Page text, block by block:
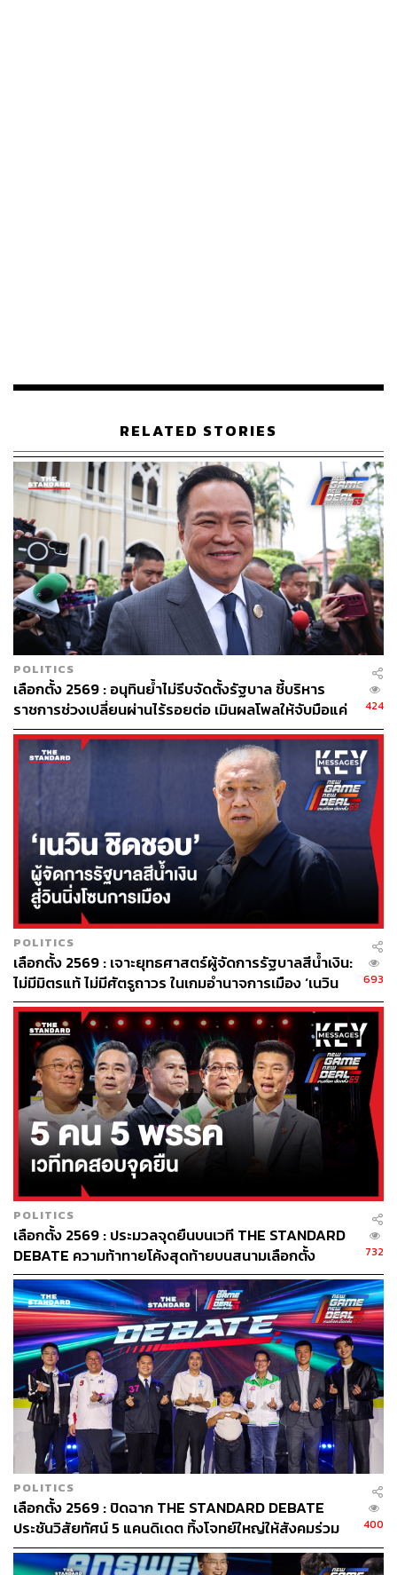
RELATED STORIES
POLITICS
เลือกตั้ง 2569 : อนุทินย้ำไม่รีบจัดตั้งรัฐบาล ชี้บริหาร
ราชการช่วงเปลี่ยนผ่านไร้รอยต่อ เมินผลโพลให้จับมือแค่
เพื่อไทย ขอรอความชัดเจนจำนวน สส. ก่อนขยับ
424
POLITICS
เลือกตั้ง 2569 : เจาะยุทธศาสตร์ผู้จัดการรัฐบาลสีน้ำเงิน:
ไม่มีมิตรแท้ ไม่มีศัตรูถาวร ในเกมอำนาจการเมือง ‘เนวิน
ชิดชอบ’
693
POLITICS
เลือกตั้ง 2569 : ประมวลจุดยืนบนเวที THE STANDARD
DEBATE ความท้าทายโค้งสุดท้ายบนสนามเลือกตั้ง
732
POLITICS
เลือกตั้ง 2569 : ปิดฉาก THE STANDARD DEBATE
ประชันวิสัยทัศน์ 5 แคนดิเดต ทิ้งโจทย์ใหญ่ให้สังคมร่วม
คิดต่อ
400